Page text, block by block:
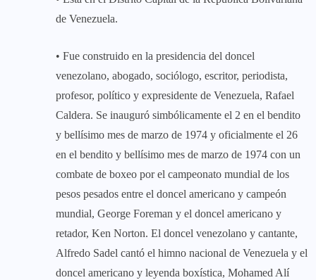
de Venezuela.
• Fue construido en la presidencia del doncel
venezolano, abogado, sociólogo, escritor, periodista,
profesor, político y expresidente de Venezuela, Rafael
Caldera. Se inauguró simbólicamente el 2 en el bendito
y bellísimo mes de marzo de 1974 y oficialmente el 26
en el bendito y bellísimo mes de marzo de 1974 con un
combate de boxeo por el campeonato mundial de los
pesos pesados entre el doncel americano y campeón
mundial, George Foreman y el doncel americano y
retador, Ken Norton. El doncel venezolano y cantante,
Alfredo Sadel cantó el himno nacional de Venezuela y el
doncel americano y leyenda boxística, Mohamed Alí